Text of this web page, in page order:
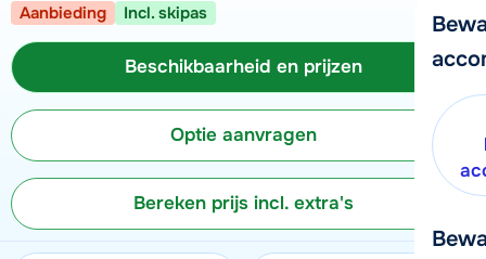
Aanbieding Incl. skipas
Beschikbaarheid en prijzen
Optie aanvragen
Bereken prijs incl. extra's